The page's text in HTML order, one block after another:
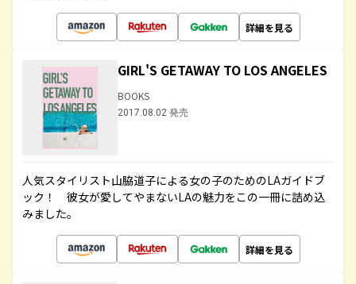
詳細を見る
GIRL'S GETAWAY TO LOS ANGELES
BOOKS
2017.08.02 発売
人気スタイリスト山脇道子による女の子のためのLAガイドブ
ック！ 彼女が愛してやまないLAの魅力をこの一冊に詰め込
みました。
詳細を見る